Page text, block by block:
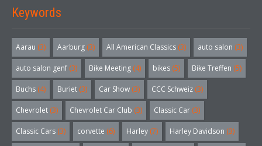
Keywords
Aarau (3) Aarburg (3) All American Classics (3) auto salon (3)
auto salon genf (3) Bike Meeting (4) bikes (5) Bike Treffen (5)
Buchs (4) Buriet (3) Car Show (3) CCC Schweiz (3)
Chevrolet (3) Chevrolet Car Club (3) Classic Car (3)
Classic Cars (3) corvette (6) Harley (7) Harley Davidson (3)